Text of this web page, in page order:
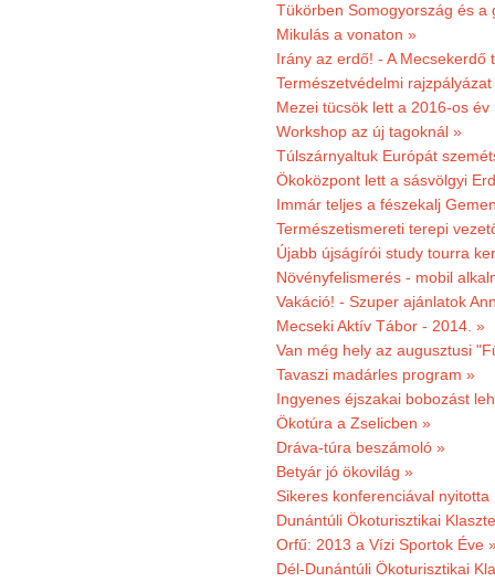
Tükörben Somogyország és a
Mikulás a vonaton »
Irány az erdő! - A
Természetvédelmi
Mezei tücsök lett a 2016-os év
Workshop az új tagoknál »
Túlszárnyaltuk Európát
Ökoközpont lett a sásvölgyi
Immár teljes a fészekalj
Természetismereti terepi
Újabb újságírói study tourra
Növényfelismerés - mobil
Vakáció! - Szuper ajánlatok
Mecseki Aktív Tábor - 2014. »
Van még hely az augusztusi
Tavaszi madárles program »
Ingyenes éjszakai bobozást
Ökotúra a Zselicben »
Dráva-túra beszámoló »
Betyár jó ökovilág »
Sikeres konferenciával
Dunántúli Ökoturisztikai
Orfű: 2013 a Vízi Sportok Éve
Dél-Dunántúli Ökoturisztikai